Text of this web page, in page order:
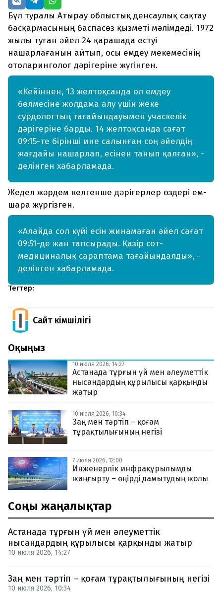
Бұл туралы Атырау облыстық денсаулық сақтау
басқармасының баспасөз қызметі мәлімдеді. 1972
жылы туған әйел 24 қарашада естуі
нашарлағанын айтып, осы емдеу мекемесінің
отоларинголог дәрігеріне жүгінген.
«Кейіннен, 13 желтоқсанда ол емдеу
бөлмесіне жолдама алу үшін жеке
сурдологтың тағайындауымен учаскелік
дәрігеріне барды. 14 желтоқсанда сағат
09:15-те бірінші ине салынған соң әйелдің
жағдайы нашарлап, есінен танып қалған», -
делінген хабарламада.
Жедел жәрдем келгенше дәрігерлер өздері ем-
шара жүргізген.
«Алайда сол күйі есін жинамаған әйел сағат
09:51-де жан тапсырады. Қазір сот-
медициналық сараптама тағайындалды», -
делінген хабарламада.
Тегтер:
Сайт Әкімшілігі
Оқыңыз
10 июля 2026, 14:27
Астанада тұрғын үй мен әлеуметтік
нысандардың құрылысы қарқынды
жатыр
10 июля 2026, 10:34
Заң мен тәртіп – қоғам
тұрақтылығының негізі
7 июля 2026, 12:00
Инженерлік инфрақұрылымды
жаңғырту – өңірді дамытудың жолы
Соңғы жаңалықтар
Астанада тұрғын үй мен әлеуметтік
нысандардың құрылысы қарқынды жатыр
10 июля 2026, 14:27
Заң мен тәртіп – қоғам тұрақтылығының негізі
10 июля 2026, 10:34